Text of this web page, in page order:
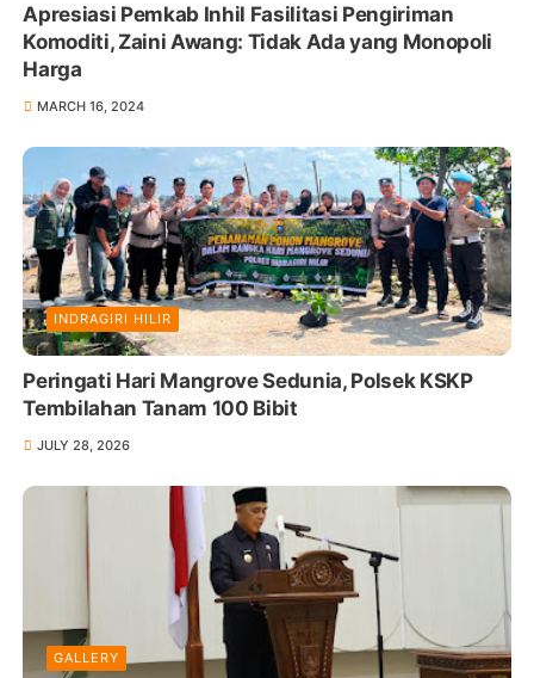
Apresiasi Pemkab Inhil Fasilitasi Pengiriman
Komoditi, Zaini Awang: Tidak Ada yang Monopoli
Harga
MARCH 16, 2024
INDRAGIRI HILIR
Peringati Hari Mangrove Sedunia, Polsek KSKP
Tembilahan Tanam 100 Bibit
JULY 28, 2026
GALLERY